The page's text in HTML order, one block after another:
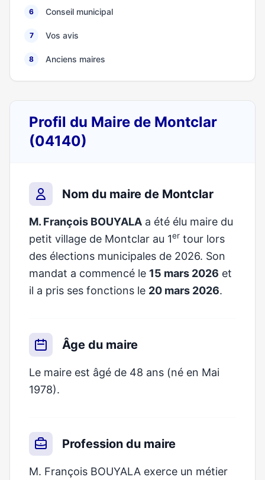
6 Conseil municipal
7 Vos avis
8 Anciens maires
Profil du Maire de Montclar
(04140)
Nom du maire de Montclar
M. François BOUYALA a été élu maire du
petit village de Montclar au 1er tour lors
des élections municipales de 2026. Son
mandat a commencé le 15 mars 2026 et
il a pris ses fonctions le 20 mars 2026.
Âge du maire
Le maire est âgé de 48 ans (né en Mai
1978).
Profession du maire
M. François BOUYALA exerce un métier